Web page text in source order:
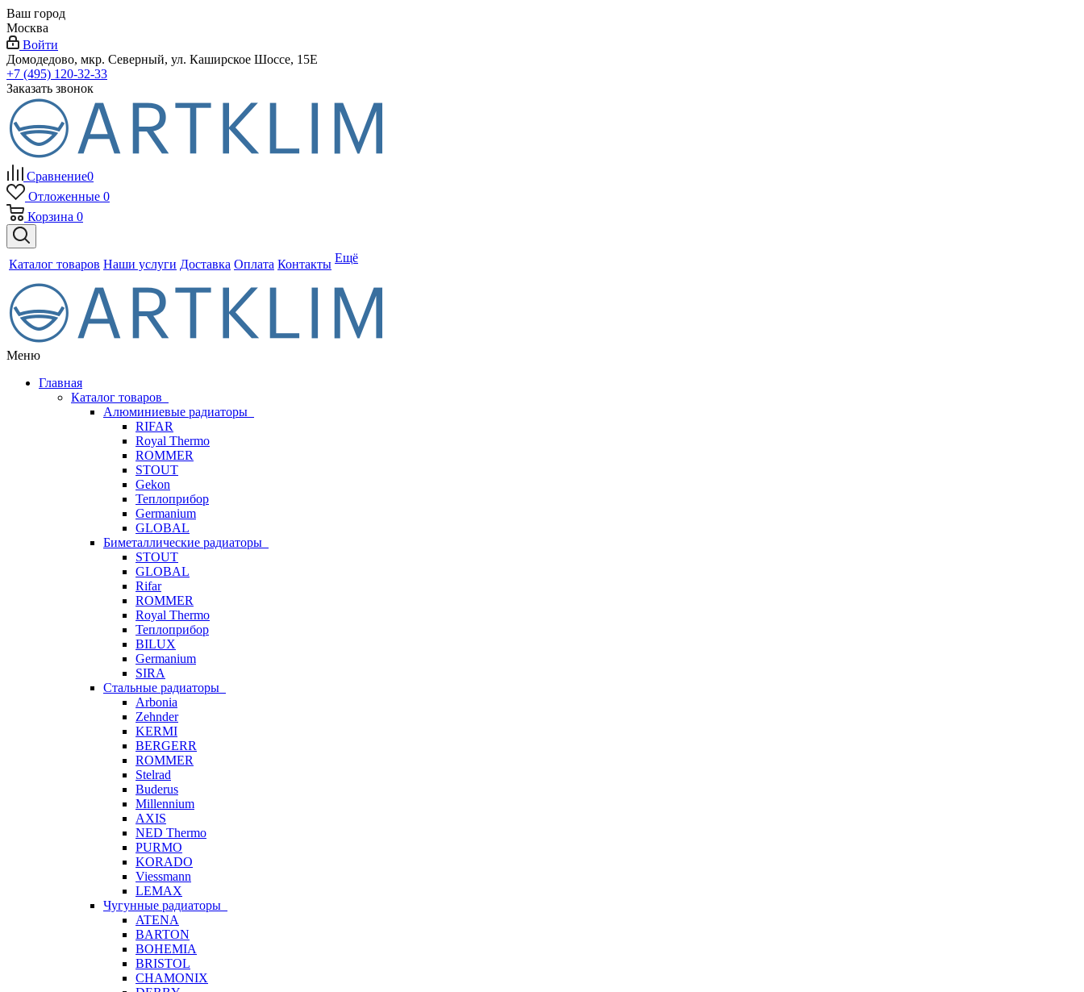
Ваш город
Москва
Войти
Домодедово, мкр. Северный, ул. Каширское Шоссе, 15Е
+7 (495) 120-32-33
Заказать звонок
Сравнение0
Отложенные 0
Корзина 0
Каталог товаров Наши услуги Доставка Оплата Контакты Ещё
Меню
Главная
Каталог товаров
Алюминиевые радиаторы
RIFAR
Royal Thermo
ROMMER
STOUT
Gekon
Теплоприбор
Germanium
GLOBAL
Биметаллические радиаторы
STOUT
GLOBAL
Rifar
ROMMER
Royal Thermo
Теплоприбор
BILUX
Germanium
SIRA
Стальные радиаторы
Arbonia
Zehnder
KERMI
BERGERR
ROMMER
Stelrad
Buderus
Millennium
AXIS
NED Thermo
PURMO
KORADO
Viessmann
LEMAX
Чугунные радиаторы
ATENA
BARTON
BOHEMIA
BRISTOL
CHAMONIX